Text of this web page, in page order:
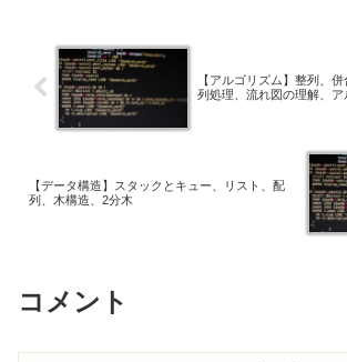
【アルゴリズム】整列、
列処理、流れ図の理解、
【データ構造】スタックとキュー、リスト、配
列、木構造、2分木
コメント